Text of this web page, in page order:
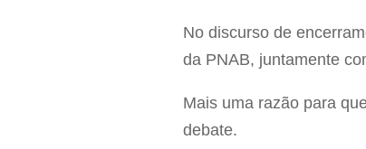
No discurso de
da PNAB, juntamente
Mais uma razão para
debate.